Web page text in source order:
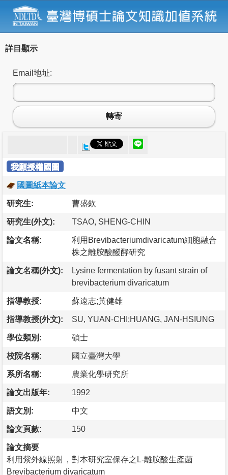
詳目顯示
Email地址:
轉寄
我願授權國圖
國圖紙本論文
研究生: 曹盛欽
研究生(外文): TSAO, SHENG-CHIN
論文名稱:
利用Brevibacteriumdivaricatum細胞融合
株之離胺酸醱酵研究
論文名稱(外文):
Lysine fermentation by fusant strain of
brevibacterium divaricatum
指導教授: 蘇遠志;黃健雄
指導教授(外文): SU, YUAN-CHI;HUANG, JAN-HSIUNG
學位類別: 碩士
校院名稱: 國立臺灣大學
系所名稱: 農業化學研究所
論文出版年: 1992
語文別: 中文
論文頁數: 150
論文摘要
利用紫外線照射，對本研究室保存之L-離胺酸生產菌
Brevibacterium divaricatum